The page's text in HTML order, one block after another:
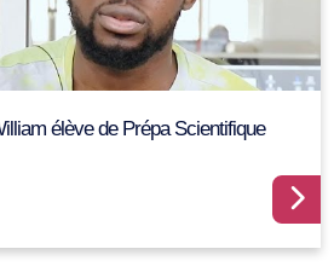
élève de Prépa Scientifique